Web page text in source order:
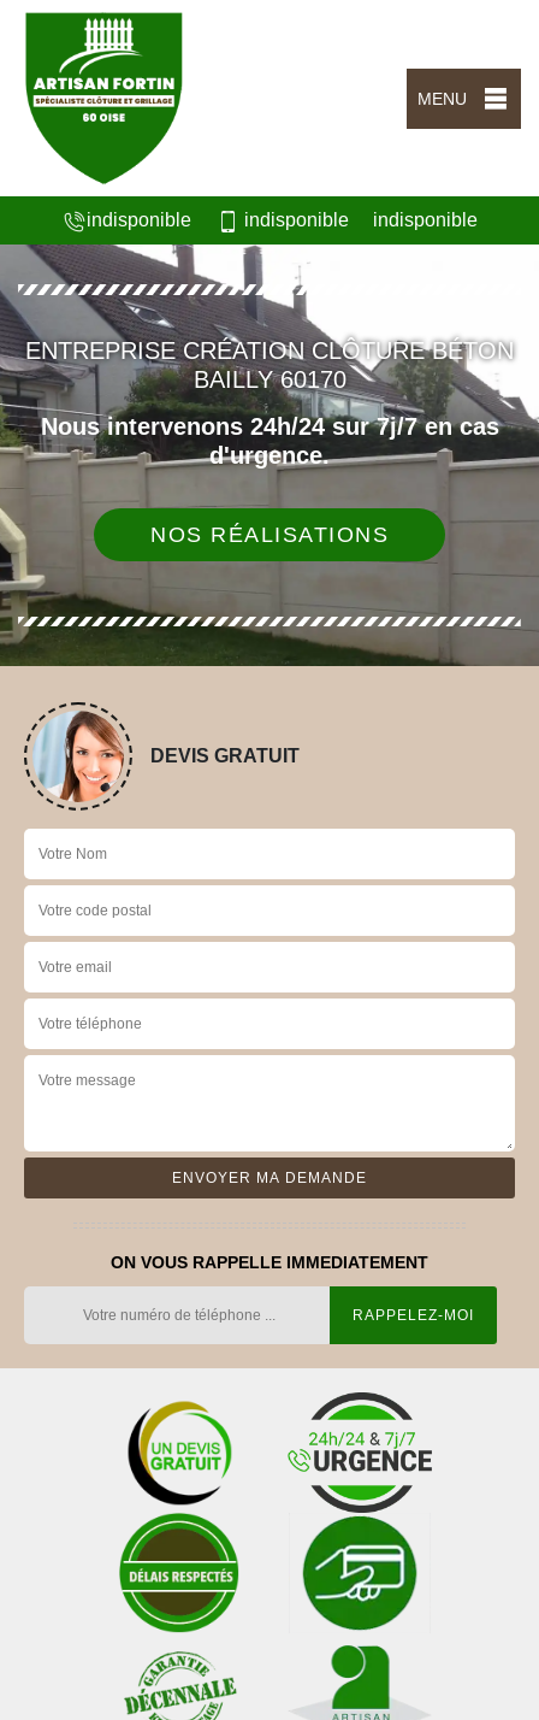
MENU
indisponible indisponible indisponible
ENTREPRISE CRÉATION CLÔTURE BÉTON
BAILLY 60170
Nous intervenons 24h/24 sur 7j/7 en cas
d'urgence.
NOS RÉALISATIONS
DEVIS GRATUIT
ON VOUS RAPPELLE IMMEDIATEMENT